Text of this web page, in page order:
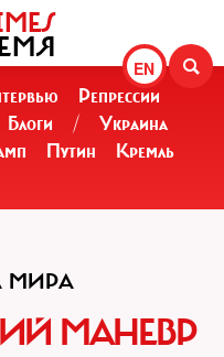
EN
Репрессии
Блоги /
Украина
Путин
Кремль
МИРА
МАНЕВР